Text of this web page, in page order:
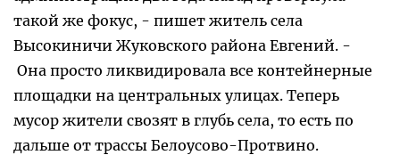
такой же фокус, - пишет житель села
Высокиничи Жуковского района Евгений. -
Она просто ликвидировала все контейнерные
площадки на центральных улицах. Теперь
мусор жители свозят в глубь села, то есть по
дальше от трассы Белоусово-Протвино.